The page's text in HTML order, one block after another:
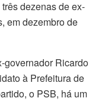
dezenas de ex-
em dezembro de
governador Ricardo
à Prefeitura de
o PSB, há um